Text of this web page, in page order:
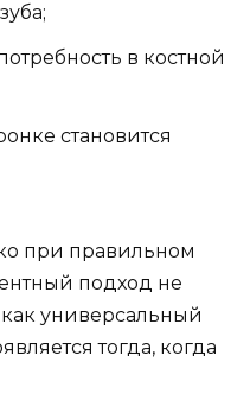
в костной
становится
при правильном
подход не
универсальный
тогда, когда